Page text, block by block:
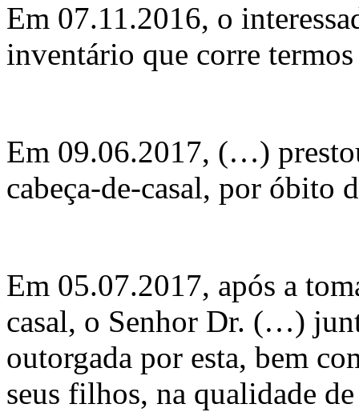
Em 07.11.2016, o
inventário que corre
Em 09.06.2017, (…)
cabeça-de-casal, por óbito
Em 05.07.2017, após a
casal, o Senhor Dr. (…)
outorgada por esta, bem
seus filhos, na qualidade